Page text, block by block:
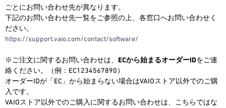
毎週木曜更新！
今週だけの特別価格！VAIOストア WEEKLY
2026.6.18
【期間限定】アウトレットセー
ル！
今だけさらにお得なOUTLET SALE！
※2026/8/31（月）午前9:59まで
ごとにお問い合わせ先が異なります。
下記のお問い合わせ先一覧をご参照の上、各窓口へお問い合わせく
ださい。
https://support.vaio.com/contact/software/
※ご注文に関するお問い合わせは、 ECから始まるオーダーIDをご連
絡ください。（例：EC1234567890）
オーダーIDが「EC」から始まらない場合はVAIOストア以外でのご購
入です。
VAIOストア以外でのご購入に関するお問い合わせは、こちらではな